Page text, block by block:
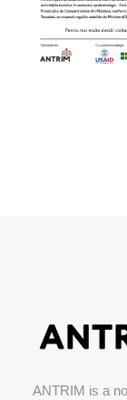
ANTRIM is a